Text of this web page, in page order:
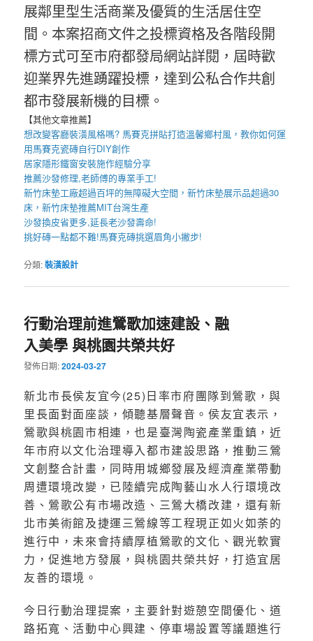
展鄰里型生活商業及優質的生活居住空
間。本案招商文件之投標資格及各階段開
標方式可至市府都發局網站詳閱，屆時歡
迎業界先進踴躍投標，達到公私合作共創
都市發展新機的目標。
【其他文章推薦】
想改變客廳裝潢風格嗎? 馬賽克拼貼打造溫馨鄉村風，教你如何運
用馬賽克瓷磚自行DIY創作
居家隱形鐵窗安裝施作經驗分享
推薦沙發修理,老師傅的專業手工!
新竹床墊工廠超過百坪的無障礙大空間，新竹床墊展示品超過30
床，新竹床墊推薦MIT台灣生產
沙發換皮省更多,延長老沙發壽命!
挑好磚一點都不難!馬賽克磚挑選眉角小撇步!
分類:裝潢設計
行動治理前進鶯歌加速建設、融
入美學 與桃園共榮共好
發佈日期:2024-03-27
新北市長侯友宜今(25)日率市府團隊到鶯歌，與
里長面對面座談，傾聽基層聲音。侯友宜表示，
鶯歌與桃園市相連，也是臺灣陶瓷產業重鎮，近
年市府以文化治理導入都市建設思路，推動三鶯
文創整合計畫，同時用城鄉發展及經濟產業帶動
周遭環境改變，已陸續完成陶藝山水人行環境改
善、鶯歌公有市場改造、三鶯大橋改建，還有新
北市美術館及捷運三鶯線等工程現正如火如荼的
進行中，未來會持續厚植鶯歌的文化、觀光軟實
力，促進地方發展，與桃園共榮共好，打造宜居
友善的環境。
今日行動治理提案，主要針對遊憩空間優化、道
路拓寬、活動中心興建、停車場設置等議題進行